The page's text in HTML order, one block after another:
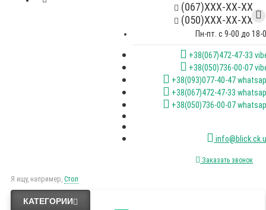
(067)XXX-XX-XX
(050)XXX-XX-XX
Пн-пт. с 9-00 до 18-
+38(067)472-47-33
+38(050)736-00-07
+38(093)077-40-47
+38(067)472-47-33
+38(050)736-00-07
Заказать звонок
Я ищу, например, Стол
КАТЕГОРИИ